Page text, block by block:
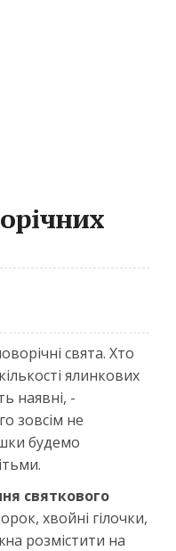
свята. Хто
ялинкових
наявні, -
зовсім не
будемо
святкового
хвойні гілочки,
розмістити на